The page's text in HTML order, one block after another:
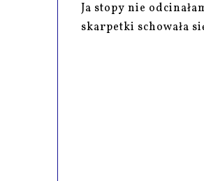
Ja stopy nie
skarpetki schowała